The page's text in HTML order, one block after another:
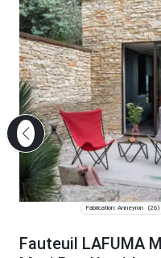
Fabrication: Anneyron (26)
Fauteuil LAFUMA